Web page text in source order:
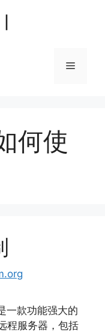
菜
何使
一款功能强大的
程服务器，包括